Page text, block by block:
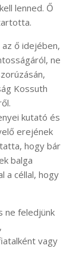
lenned. Ő
ő idejében,
ne
Kossuth
kutató és
erejének
hogy bár
balga
a céllal, hogy
ne feledjünk
vagy